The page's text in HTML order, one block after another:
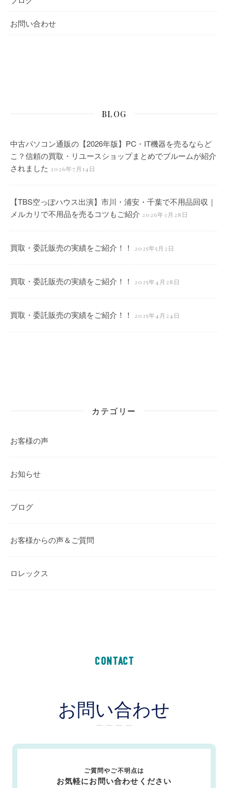
お問い合わせ
BLOG
中古パソコン通販の【2026年版】PC・IT機器を売るならど
こ？信頼の買取・リユースショップまとめでブルームが紹介
されました 2026年7月14日
【TBS空っぽハウス出演】市川・浦安・千葉で不用品回収｜
メルカリで不用品を売るコツもご紹介 2026年3月28日
買取・委託販売の実績をご紹介！！ 2025年5月2日
買取・委託販売の実績をご紹介！！ 2025年4月28日
買取・委託販売の実績をご紹介！！ 2025年4月24日
カテゴリー
お客様の声
お知らせ
ブログ
お客様からの声＆ご質問
ロレックス
CONTACT
お問い合わせ
ー ー ー ー
ご質問やご不明点は
お気軽にお問い合わせください